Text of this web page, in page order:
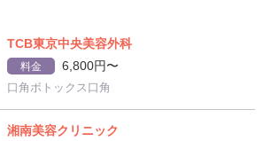
TCB東京中央美容外科
料金 6,800円〜
口角ボトックス口角
湘南美容クリニック